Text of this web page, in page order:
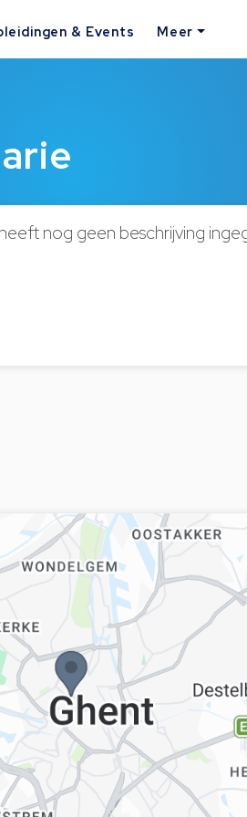
& Events Meer
nog geen beschrijving